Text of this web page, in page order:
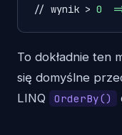
// wynik > 0
To dokładnie ten
się domyślne
LINQ
OrderBy()